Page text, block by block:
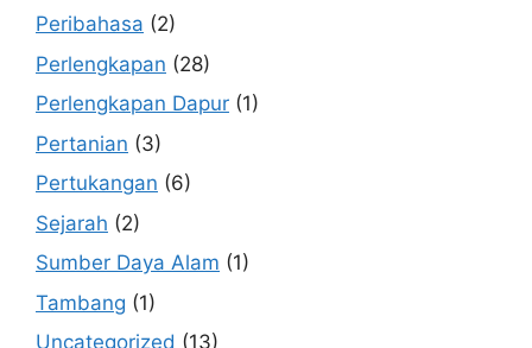
Peribahasa (2)
Perlengkapan (28)
Perlengkapan Dapur (1)
Pertanian (3)
Pertukangan (6)
Sejarah (2)
Sumber Daya Alam (1)
Tambang (1)
Uncategorized (13)